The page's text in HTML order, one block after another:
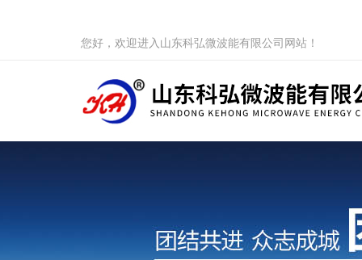
您好，欢迎进入山东科弘微波能有限公司网站！